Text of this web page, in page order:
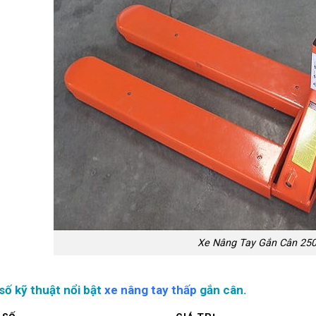
Xe Nâng Tay Gắn Cân
kỹ thuật nổi bậtxe nâng tay thấp gắn cân.